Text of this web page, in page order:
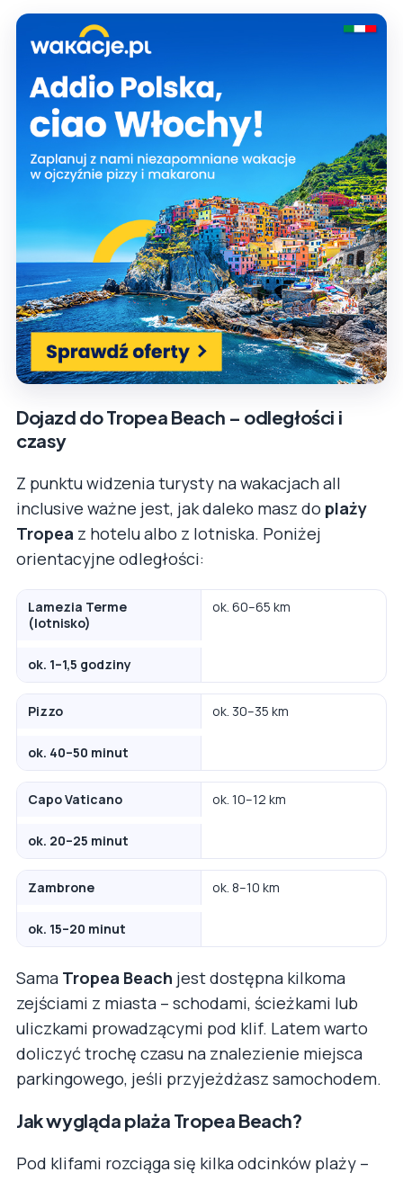
Dojazd do Tropea Beach – odległości i
czasy
Z punktu widzenia turysty na wakacjach all
inclusive ważne jest, jak daleko masz do plaży
Tropea z hotelu albo z lotniska. Poniżej
orientacyjne odległości:
Lamezia Terme
(lotnisko)
ok. 60–65 km
ok. 1–1,5 godziny
Pizzo ok. 30–35 km
ok. 40–50 minut
Capo Vaticano ok. 10–12 km
ok. 20–25 minut
Zambrone ok. 8–10 km
ok. 15–20 minut
Sama Tropea Beach jest dostępna kilkoma
zejściami z miasta – schodami, ścieżkami lub
uliczkami prowadzącymi pod klif. Latem warto
doliczyć trochę czasu na znalezienie miejsca
parkingowego, jeśli przyjeżdżasz samochodem.
Jak wygląda plaża Tropea Beach?
Pod klifami rozciąga się kilka odcinków plaży –